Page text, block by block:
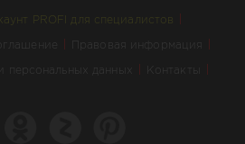
PROFI для специалистов
Правовая информация
персональных данных Контакты